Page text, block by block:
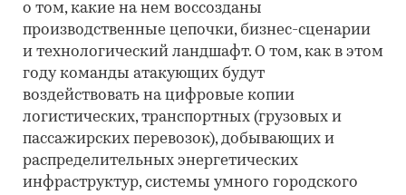
о том, какие на нем воссозданы
производственные цепочки, бизнес-сценарии
и технологический ландшафт. О том, как в этом
году команды атакующих будут
воздействовать на цифровые копии
логистических, транспортных (грузовых и
пассажирских перевозок), добывающих и
распределительных энергетических
инфраструктур, системы умного городского